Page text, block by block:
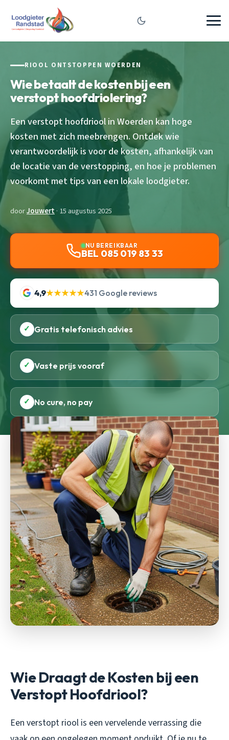
RIOOL ONTSTOPPEN WOERDEN
Wie betaalt de kosten bij een
verstopt hoofdriolering?
Een verstopt hoofdriool in Woerden kan hoge
kosten met zich meebrengen. Ontdek wie
verantwoordelijk is voor de kosten, afhankelijk van
de locatie van de verstopping, en hoe je problemen
voorkomt met tips van een lokale loodgieter.
doorJouwert · 15 augustus 2025
NU BEREIKBAAR
BEL 085 019 83 33
4,9★★★★★431 Google reviews
✓ Gratis telefonisch advies
✓ Vaste prijs vooraf
✓ No cure, no pay
Wie Draagt de Kosten bij een
Verstopt Hoofdriool?
Een verstopt riool is een vervelende verrassing die